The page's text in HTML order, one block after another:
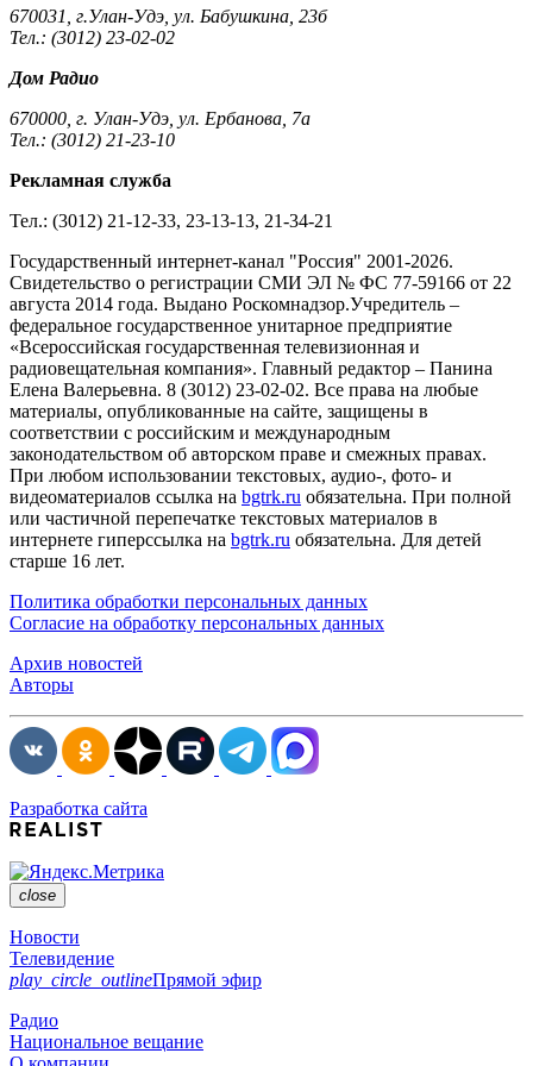
670031, г.Улан-Удэ, ул. Бабушкина, 23б
Тел.: (3012) 23-02-02
Дом Радио
670000, г. Улан-Удэ, ул. Ербанова, 7а
Тел.: (3012) 21-23-10
Рекламная служба
Тел.: (3012) 21-12-33, 23-13-13, 21-34-21
Государственный интернет-канал "Россия" 2001-2026.
Cвидетельство о регистрации СМИ ЭЛ № ФС 77-59166 от 22
августа 2014 года. Выдано Роскомнадзор.Учредитель –
федеральное государственное унитарное предприятие
«Всероссийская государственная телевизионная и
радиовещательная компания». Главный редактор – Панина
Елена Валерьевна. 8 (3012) 23-02-02. Все права на любые
материалы, опубликованные на сайте, защищены в
соответствии с российским и международным
законодательством об авторском праве и смежных правах.
При любом использовании текстовых, аудио-, фото- и
видеоматериалов ссылка на bgtrk.ru обязательна. При полной
или частичной перепечатке текстовых материалов в
интернете гиперссылка на bgtrk.ru обязательна. Для детей
старше 16 лет.
Политика обработки персональных данных
Согласие на обработку персональных данных
Архив новостей
Авторы
Разработка сайта
close
Новости
Телевидение
play_circle_outlineПрямой эфир
Радио
Национальное вещание